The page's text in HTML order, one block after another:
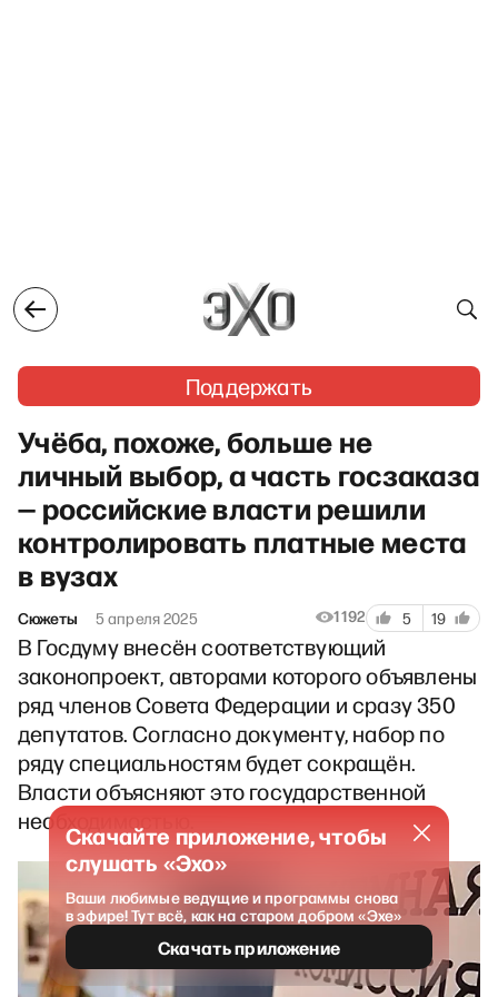
Поддержать
Учёба, похоже, больше не
личный выбор, а часть госзаказа
— российские власти решили
контролировать платные места
в вузах
Сюжеты 5 апреля 2025 1192 5 19
В Госдуму внесён соответствующий
законопроект, авторами которого объявлены
ряд членов Совета Федерации и сразу 350
депутатов. Согласно документу, набор по
ряду специальностям будет сокращён.
Власти объясняют это государственной
необходимостью.
Скачайте приложение, чтобы
слушать «Эхо»
Ваши любимые ведущие и программы снова
в эфире! Тут всё, как на старом добром «Эхе»
Скачать приложение